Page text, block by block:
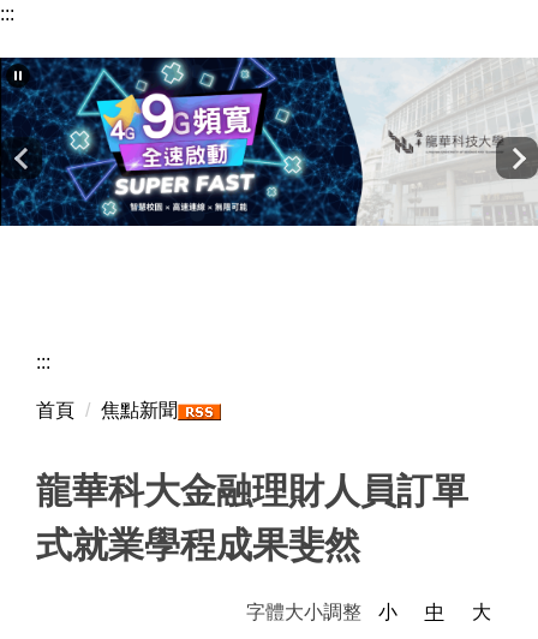
跳
主
要
內
容
區
:::
:::
首頁 焦點新聞
龍華科大金融理財人員訂單
式就業學程成果斐然
字體大小調整 小 中 大